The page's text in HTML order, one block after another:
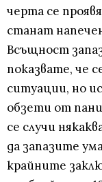
черта се
станат
Всъщност
показвате, че
ситуации, но
обзети от
се случи
да запазите
крайните